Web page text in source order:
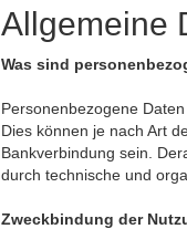
Allgemeine
Was sind
Personenbezogene
Dies können je nach Art
Bankverbindung sein.
durch technische und
Zweckbindung der